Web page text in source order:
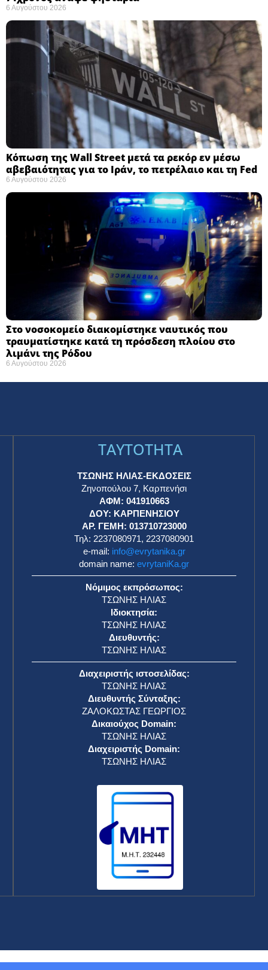
6 Αυγούστου 2026
Κόπωση της Wall Street μετά τα ρεκόρ εν μέσω
αβεβαιότητας για το Ιράν, το πετρέλαιο και τη Fed
6 Αυγούστου 2026
Στο νοσοκομείο διακομίστηκε ναυτικός που
τραυματίστηκε κατά τη πρόσδεση πλοίου στο
λιμάνι της Ρόδου
6 Αυγούστου 2026
TAYTOTHTA
ΤΣΩΝΗΣ ΗΛΙΑΣ-ΕΚΔΟΣΕΙΣ
Ζηνοπούλου 7, Καρπενήσι
ΑΦΜ: 041910663
ΔΟΥ: ΚΑΡΠΕΝΗΣΙΟΥ
ΑΡ. ΓΕΜΗ: 013710723000
Τηλ: 2237080971, 2237080901
e-mail: info@evrytanika.gr
domain name: evrytaniKa.gr
Νόμιμος εκπρόσωπος:
ΤΣΩΝΗΣ ΗΛΙΑΣ
Ιδιοκτησία:
ΤΣΩΝΗΣ ΗΛΙΑΣ
Διευθυντής:
ΤΣΩΝΗΣ ΗΛΙΑΣ
Διαχειριστής ιστοσελίδας:
ΤΣΩΝΗΣ ΗΛΙΑΣ
Διευθυντής Σύνταξης:
ΖΑΛΟΚΩΣΤΑΣ ΓΕΩΡΓΙΟΣ
Δικαιούχος Domain:
ΤΣΩΝΗΣ ΗΛΙΑΣ
Διαχειριστής Domain:
ΤΣΩΝΗΣ ΗΛΙΑΣ